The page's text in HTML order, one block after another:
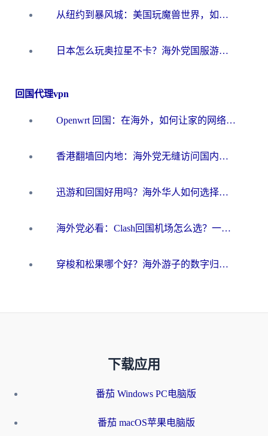
从纽约到暴风城：美国玩魔兽世界，如何找到你的最佳网络航线
日本怎么玩奥拉星不卡？海外党国服游戏加速器选择全攻略
回国代理vpn
Openwrt 回国：在海外，如何让家的网络触手可及
香港翻墙回内地：海外党无缝访问国内资源的加速器选择全攻略
迅游和回国好用吗？海外华人如何选择靠谱的回国加速器
海外党必看：Clash回国机场怎么选？一篇搞定无缝访问国内资源的全攻略
穿梭和松果哪个好？海外游子的数字归乡路，到底该怎么选
下载应用
番茄 Windows PC电脑版
番茄 macOS苹果电脑版